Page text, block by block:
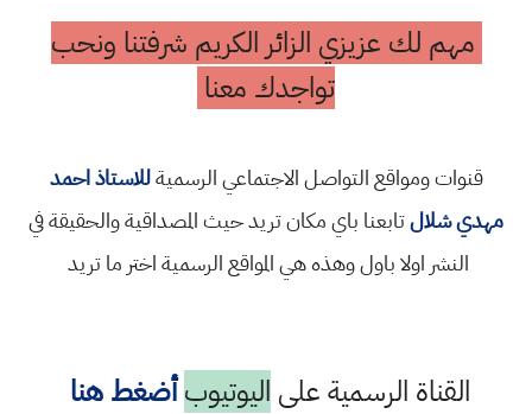
مهم لك عزيزي الزائر الكريم شرفتنا ونحب
تواجدك معنا
قنوات ومواقع التواصل الاجتماعي الرسميةللاستاذ احمد
مهدي شلالتابعنا باي مكان تريد حيث المصداقية والحقيقة في
النشر اولا باول وهذه هي المواقع الرسمية اختر ما تريد
القناة الرسمية على اليوتيوب أضغط هنا